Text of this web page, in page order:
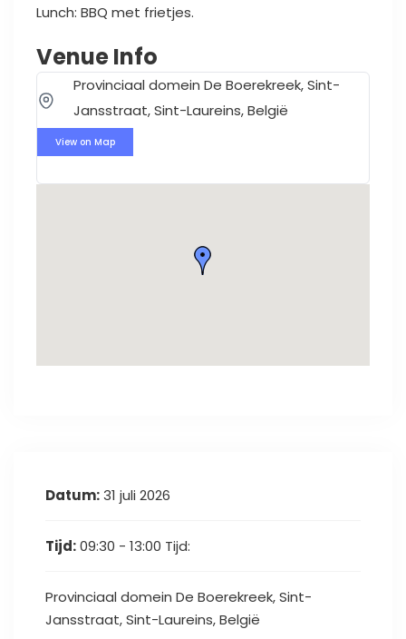
Lunch: BBQ met frietjes.
Venue Info
Provinciaal domein De Boerekreek, Sint-
Jansstraat, Sint-Laureins, België
View on Map
Datum:31 juli 2026
Tijd:09:30 - 13:00 Tijd:
Provinciaal domein De Boerekreek, Sint-
Jansstraat, Sint-Laureins, België